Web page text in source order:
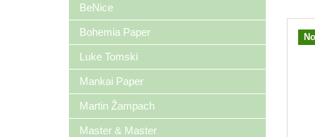
BeNice
Bohemia Paper
Luke Tomski
Mankai Paper
Martin Žampach
Master & Master